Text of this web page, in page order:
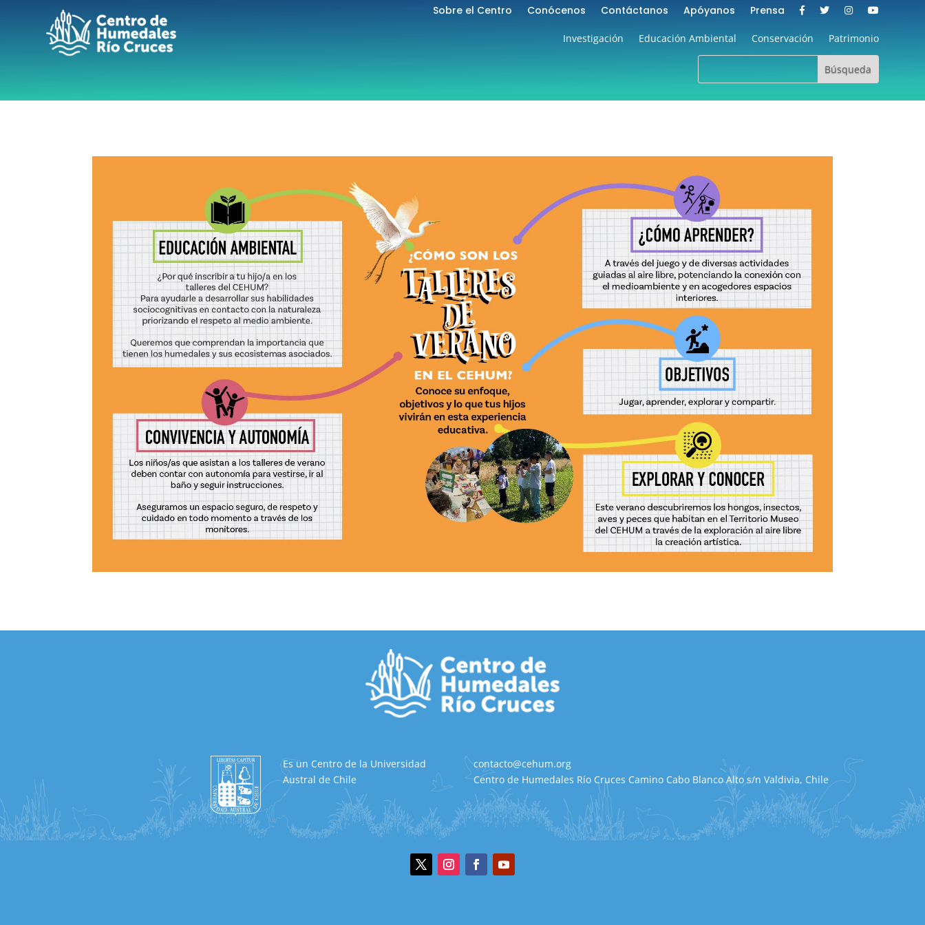
Sobre el Centro Conócenos Contáctanos Apóyanos Prensa
Investigación Educación Ambiental Conservación Patrimonio
Es un Centro de la Universidad
Austral de Chile
contacto@cehum.org
Centro de Humedales Río Cruces Camino Cabo Blanco Alto s/n Valdivia, Chile